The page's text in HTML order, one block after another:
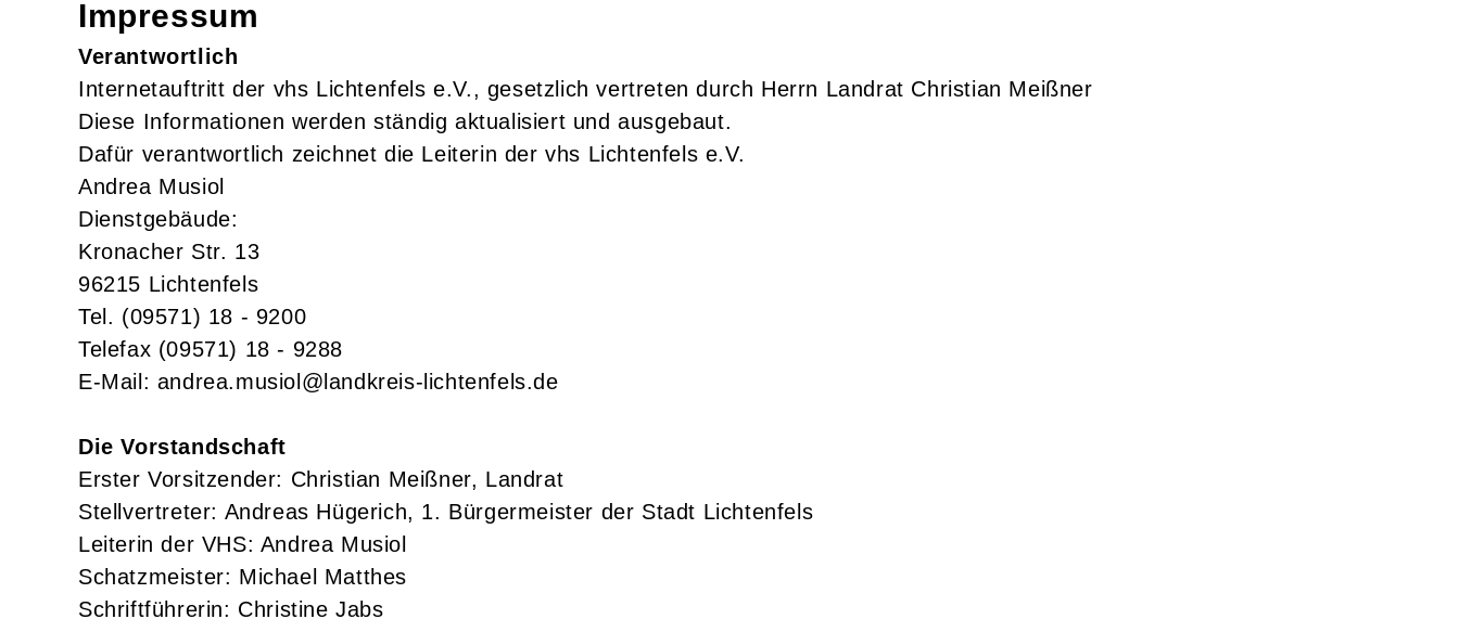
Impressum
Verantwortlich
Internetauftritt der vhs Lichtenfels e.V., gesetzlich vertreten durch Herrn Landrat Christian Meißner
Diese Informationen werden ständig aktualisiert und ausgebaut.
Dafür verantwortlich zeichnet die Leiterin der vhs Lichtenfels e.V.
Andrea Musiol
Dienstgebäude:
Kronacher Str. 13
96215 Lichtenfels
Tel. (09571) 18 - 9200
Telefax (09571) 18 - 9288
E-Mail: andrea.musiol@landkreis-lichtenfels.de
Die Vorstandschaft
Erster Vorsitzender: Christian Meißner, Landrat
Stellvertreter: Andreas Hügerich, 1. Bürgermeister der Stadt Lichtenfels
Leiterin der VHS: Andrea Musiol
Schatzmeister: Michael Matthes
Schriftführerin: Christine Jabs